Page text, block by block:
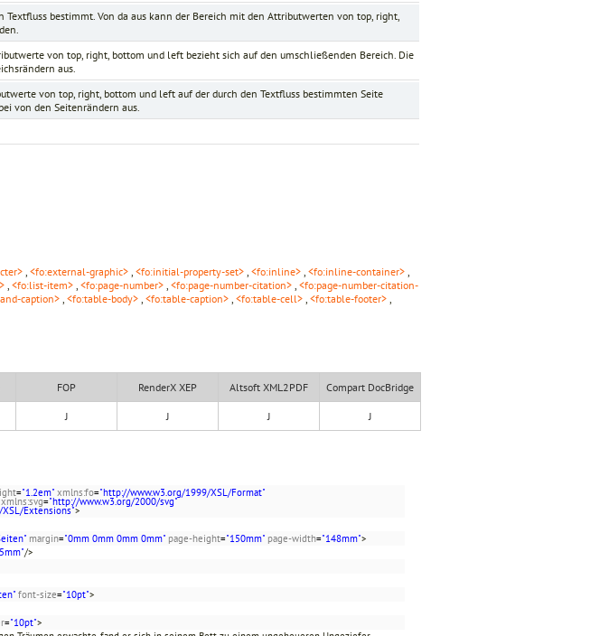
Textfluss bestimmt. Von da aus kann der Bereich mit den Attributwerten von top, right,
von top, right, bottom und left bezieht sich auf den umschließenden Bereich. Die
aus.
von top, right, bottom und left auf der durch den Textfluss bestimmten Seite
von den Seitenrändern aus.
, <fo:external-graphic> , <fo:initial-property-set> , <fo:inline> , <fo:inline-container> ,
, <fo:list-item> , <fo:page-number> , <fo:page-number-citation> , <fo:page-number-citation-
caption> , <fo:table-body> , <fo:table-caption> , <fo:table-cell> , <fo:table-footer> ,
FOP RenderX XEP Altsoft XML2PDF Compart DocBridge
J J J J
="1.2em" xmlns:fo="http://www.w3.org/1999/XSL/Format"
xmlns:svg="http://www.w3.org/2000/svg"
Extensions">
margin="0mm 0mm 0mm 0mm" page-height="150mm" page-width="148mm">
/>
font-size="10pt">
="10pt">